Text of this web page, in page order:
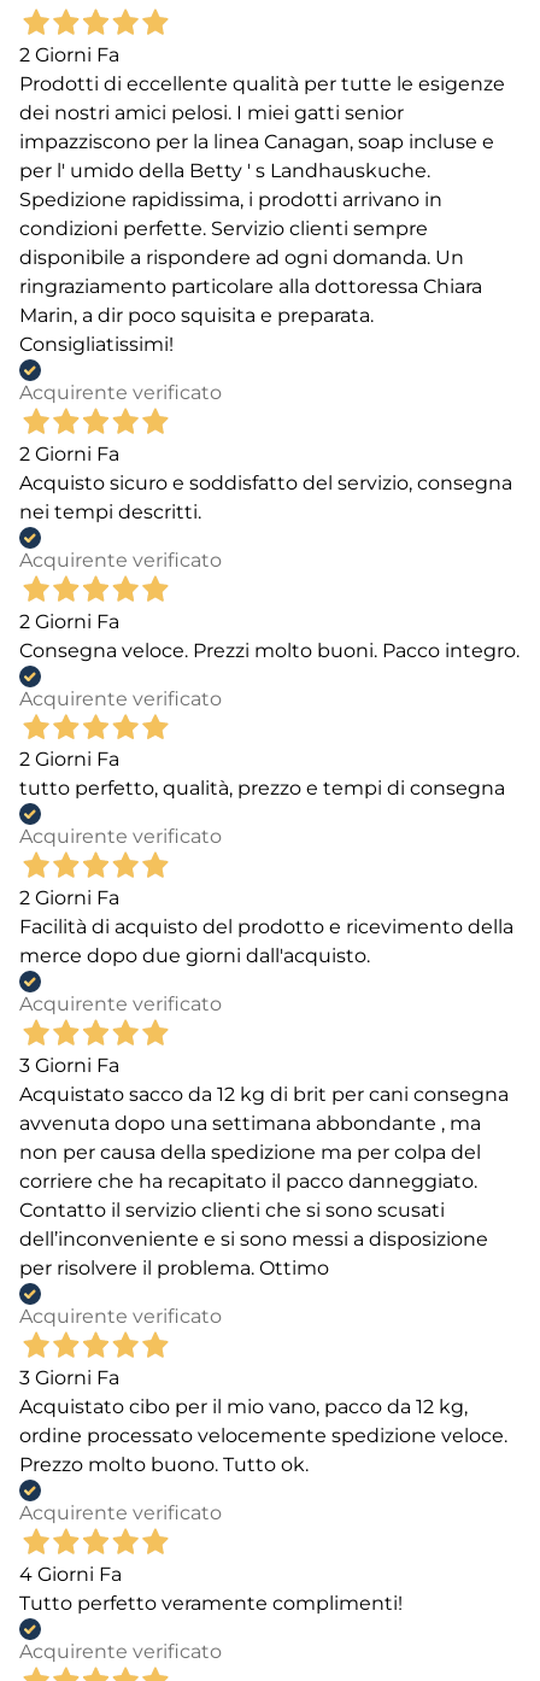
2 Giorni Fa
Prodotti di eccellente qualità per tutte le esigenze
dei nostri amici pelosi. I miei gatti senior
impazziscono per la linea Canagan, soap incluse e
per l' umido della Betty ' s Landhauskuche.
Spedizione rapidissima, i prodotti arrivano in
condizioni perfette. Servizio clienti sempre
disponibile a rispondere ad ogni domanda. Un
ringraziamento particolare alla dottoressa Chiara
Marin, a dir poco squisita e preparata.
Consigliatissimi!
Acquirente verificato
2 Giorni Fa
Acquisto sicuro e soddisfatto del servizio, consegna
nei tempi descritti.
Acquirente verificato
2 Giorni Fa
Consegna veloce. Prezzi molto buoni. Pacco integro.
Acquirente verificato
2 Giorni Fa
tutto perfetto, qualità, prezzo e tempi di consegna
Acquirente verificato
2 Giorni Fa
Facilità di acquisto del prodotto e ricevimento della
merce dopo due giorni dall'acquisto.
Acquirente verificato
3 Giorni Fa
Acquistato sacco da 12 kg di brit per cani consegna
avvenuta dopo una settimana abbondante , ma
non per causa della spedizione ma per colpa del
corriere che ha recapitato il pacco danneggiato.
Contatto il servizio clienti che si sono scusati
dell’inconveniente e si sono messi a disposizione
per risolvere il problema. Ottimo
Acquirente verificato
3 Giorni Fa
Acquistato cibo per il mio vano, pacco da 12 kg,
ordine processato velocemente spedizione veloce.
Prezzo molto buono. Tutto ok.
Acquirente verificato
4 Giorni Fa
Tutto perfetto veramente complimenti!
Acquirente verificato